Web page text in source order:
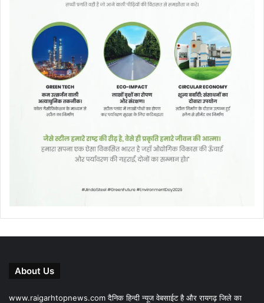
About Us
www.raigarhtopnews.com दैनिक हिन्दी न्यूज वेबसाईट है और रायगढ़ जिले का